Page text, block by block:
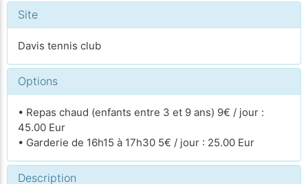
Site
Davis tennis club
Options
• Repas chaud (enfants entre 3 et 9 ans) 9€ / jour :
45.00 Eur
• Garderie de 16h15 à 17h30 5€ / jour : 25.00 Eur
Description